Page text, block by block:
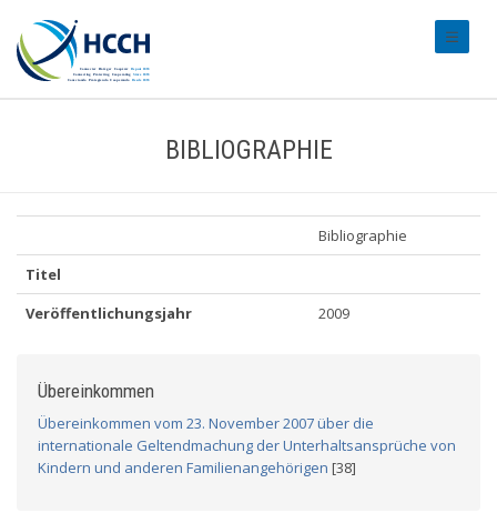
BIBLIOGRAPHIE
Bibliographie
Titel
Veröffentlichungsjahr
2009
Übereinkommen
Übereinkommen vom 23. November 2007 über die
internationale Geltendmachung der Unterhaltsansprüche von
Kindern und anderen Familienangehörigen [38]